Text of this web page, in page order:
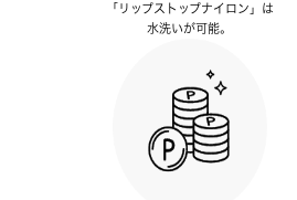
「リップストップナイロン」は
水洗いが可能。